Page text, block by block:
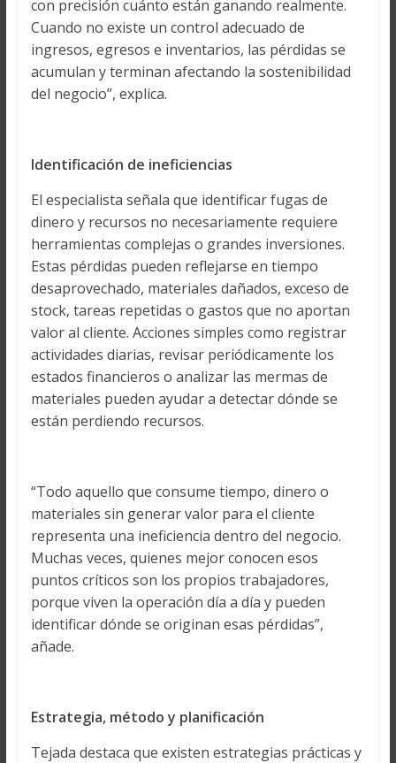
con precisión cuánto están ganando realmente.
Cuando no existe un control adecuado de
ingresos, egresos e inventarios, las pérdidas se
acumulan y terminan afectando la sostenibilidad
del negocio”, explica.
Identificación de ineficiencias
El especialista señala que identificar fugas de
dinero y recursos no necesariamente requiere
herramientas complejas o grandes inversiones.
Estas pérdidas pueden reflejarse en tiempo
desaprovechado, materiales dañados, exceso de
stock, tareas repetidas o gastos que no aportan
valor al cliente. Acciones simples como registrar
actividades diarias, revisar periódicamente los
estados financieros o analizar las mermas de
materiales pueden ayudar a detectar dónde se
están perdiendo recursos.
“Todo aquello que consume tiempo, dinero o
materiales sin generar valor para el cliente
representa una ineficiencia dentro del negocio.
Muchas veces, quienes mejor conocen esos
puntos críticos son los propios trabajadores,
porque viven la operación día a día y pueden
identificar dónde se originan esas pérdidas”,
añade.
Estrategia, método y planificación
Tejada destaca que existen estrategias prácticas y